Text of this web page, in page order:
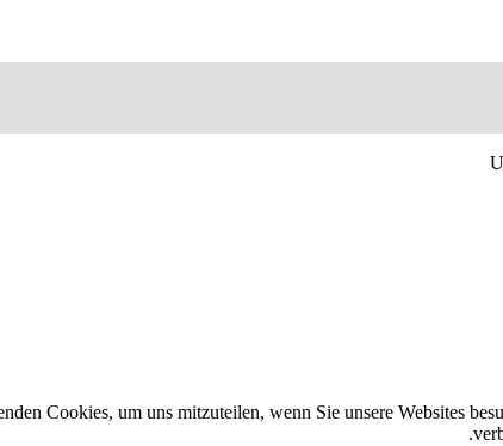
Cookies, um uns mitzuteilen, wenn Sie unsere Websites